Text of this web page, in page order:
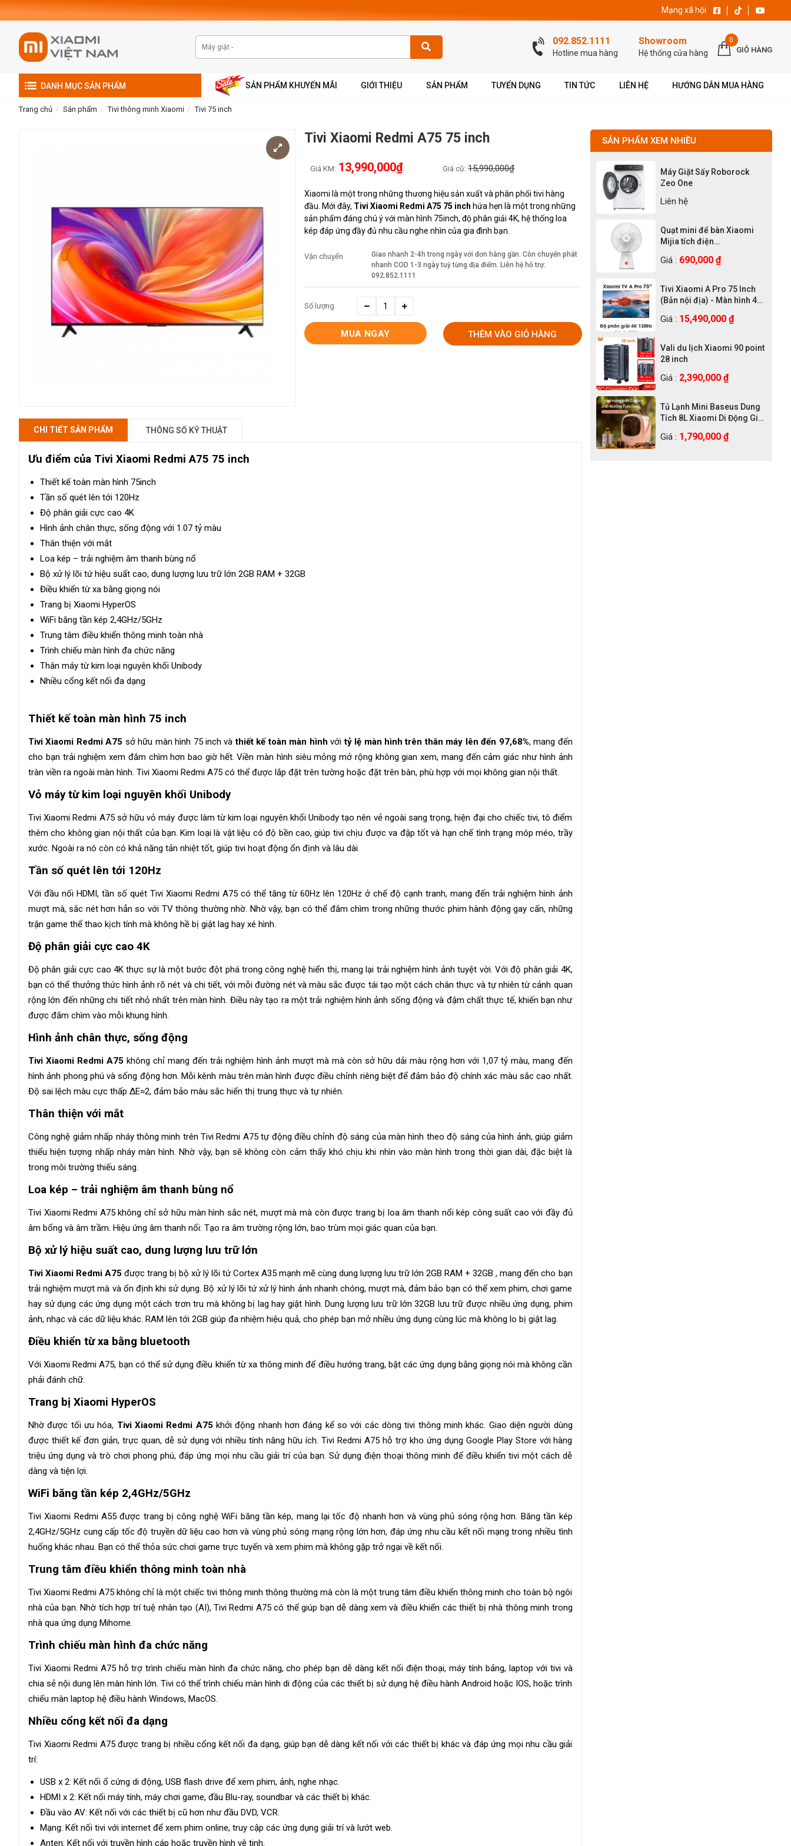
Mạng xã hội
092.852.1111
Hotline mua hàng
Showroom
Hệ thống cửa hàng
0
GIỎ HÀNG
DANH MỤC SẢN PHẨM SẢN PHẨM KHUYẾN MÃI GIỚI THIỆU SẢN PHẨM TUYỂN DỤNG TIN TỨC LIÊN HỆ HƯỚNG DẪN MUA HÀNG
Trang chủ Sản phẩm Tivi thông minh Xiaomi Tivi 75 inch
Tivi Xiaomi Redmi A75 75 inch
Giá KM: 13,990,000₫ Giá cũ: 15,990,000₫
Xiaomi là một trong những thương hiệu sản xuất và phân phối tivi hàng
đầu. Mới đây, Tivi Xiaomi Redmi A75 75 inch hứa hẹn là một trong những
sản phẩm đáng chú ý với màn hình 75inch, độ phân giải 4K, hệ thống loa
kép đáp ứng đầy đủ nhu cầu nghe nhìn của gia đình bạn.
Vận chuyển
Giao nhanh 2-4h trong ngày với đơn hàng gần. Còn chuyển phát
nhanh COD 1-3 ngày tuỳ từng địa điểm. Liên hệ hỗ trợ:
092.852.1111
Số lượng
THÊM VÀO GIỎ HÀNG
MUA NGAY
CHI TIẾT SẢN PHẨM THÔNG SỐ KỸ THUẬT
Ưu điểm của Tivi Xiaomi Redmi A75 75 inch
Thiết kế toàn màn hình 75inch
Tần số quét lên tới 120Hz
Độ phân giải cực cao 4K
Hình ảnh chân thực, sống động với 1.07 tỷ màu
Thân thiện với mắt
Loa kép – trải nghiệm âm thanh bùng nổ
Bộ xử lý lõi tứ hiệu suất cao, dung lượng lưu trữ lớn 2GB RAM + 32GB
Điều khiển từ xa bằng giọng nói
Trang bị Xiaomi HyperOS
WiFi băng tần kép 2,4GHz/5GHz
Trung tâm điều khiển thông minh toàn nhà
Trình chiếu màn hình đa chức năng
Thân máy từ kim loại nguyên khối Unibody
Nhiều cổng kết nối đa dạng
Thiết kế toàn màn hình 75 inch
Tivi Xiaomi Redmi A75 sở hữu màn hình 75 inch và thiết kế toàn màn hìnhvớitỷ lệ màn hình trên thân máy lên đến 97,68%, mang đến
cho bạn trải nghiệm xem đắm chìm hơn bao giờ hết. Viền màn hình siêu mỏng mở rộng không gian xem, mang đến cảm giác như hình ảnh
tràn viền ra ngoài màn hình. Tivi Xiaomi Redmi A75 có thể được lắp đặt trên tường hoặc đặt trên bàn, phù hợp với mọi không gian nội thất.
Vỏ máy từ kim loại nguyên khối Unibody
Tivi Xiaomi Redmi A75 sở hữu vỏ máy được làm từ kim loại nguyên khối Unibody tạo nên vẻ ngoài sang trọng, hiện đại cho chiếc tivi, tô điểm
thêm cho không gian nội thất của bạn. Kim loại là vật liệu có độ bền cao, giúp tivi chịu được va đập tốt và hạn chế tình trạng móp méo, trầy
xước. Ngoài ra nó còn có khả năng tản nhiệt tốt, giúp tivi hoạt động ổn định và lâu dài.
Tần số quét lên tới 120Hz
Với đầu nối HDMI, tần số quét Tivi Xiaomi Redmi A75 có thể tăng từ 60Hz lên 120Hz ở chế độ cạnh tranh, mang đến trải nghiệm hình ảnh
mượt mà, sắc nét hơn hẳn so với TV thông thường nhờ. Nhờ vậy, bạn có thể đắm chìm trong những thước phim hành động gay cấn, những
trận game thể thao kịch tính mà không hề bị giật lag hay xé hình.
Độ phân giải cực cao 4K
Độ phân giải cực cao 4K thực sự là một bước đột phá trong công nghệ hiển thị, mang lại trải nghiệm hình ảnh tuyệt vời. Với độ phân giải 4K,
bạn có thể thưởng thức hình ảnh rõ nét và chi tiết, với mỗi đường nét và màu sắc được tái tạo một cách chân thực và tự nhiên từ cảnh quan
rộng lớn đến những chi tiết nhỏ nhất trên màn hình. Điều này tạo ra một trải nghiệm hình ảnh sống động và đậm chất thực tế, khiến bạn như
được đắm chìm vào mỗi khung hình.
Hình ảnh chân thực, sống động
Tivi Xiaomi Redmi A75 không chỉ mang đến trải nghiệm hình ảnh mượt mà mà còn sở hữu dải màu rộng hơn với 1,07 tỷ màu, mang đến
hình ảnh phong phú và sống động hơn. Mỗi kênh màu trên màn hình được điều chỉnh riêng biệt để đảm bảo độ chính xác màu sắc cao nhất.
Độ sai lệch màu cực thấp ΔΕ≈2, đảm bảo màu sắc hiển thị trung thực và tự nhiên.
Thân thiện với mắt
Công nghệ giảm nhấp nháy thông minh trên Tivi Redmi A75 tự động điều chỉnh độ sáng của màn hình theo độ sáng của hình ảnh, giúp giảm
thiểu hiện tượng nhấp nháy màn hình. Nhờ vậy, bạn sẽ không còn cảm thấy khó chịu khi nhìn vào màn hình trong thời gian dài, đặc biệt là
trong môi trường thiếu sáng.
Loa kép – trải nghiệm âm thanh bùng nổ
Tivi Xiaomi Redmi A75 không chỉ sở hữu màn hình sắc nét, mượt mà mà còn được trang bị loa âm thanh nổi kép công suất cao với đầy đủ
âm bổng và âm trầm. Hiệu ứng âm thanh nổi: Tạo ra âm trường rộng lớn, bao trùm mọi giác quan của bạn.
Bộ xử lý hiệu suất cao, dung lượng lưu trữ lớn
Tivi Xiaomi Redmi A75 được trang bị bộ xử lý lõi tứ Cortex A35 mạnh mẽ cùng dung lượng lưu trữ lớn 2GB RAM + 32GB , mang đến cho bạn
trải nghiệm mượt mà và ổn định khi sử dụng. Bộ xử lý lõi tứ xử lý hình ảnh nhanh chóng, mượt mà, đảm bảo bạn có thể xem phim, chơi game
hay sử dụng các ứng dụng một cách trơn tru mà không bị lag hay giật hình. Dung lượng lưu trữ lớn 32GB lưu trữ được nhiều ứng dụng, phim
ảnh, nhạc và các dữ liệu khác. RAM lên tới 2GB giúp đa nhiệm hiệu quả, cho phép bạn mở nhiều ứng dụng cùng lúc mà không lo bị giật lag.
Điều khiển từ xa bằng bluetooth
Với Xiaomi Redmi A75, bạn có thể sử dụng điều khiển từ xa thông minh để điều hướng trang, bật các ứng dụng bằng giọng nói mà không cần
phải đánh chữ.
Trang bị Xiaomi HyperOS
Nhờ được tối ưu hóa, Tivi Xiaomi Redmi A75 khởi động nhanh hơn đáng kể so với các dòng tivi thông minh khác. Giao diện người dùng
được thiết kế đơn giản, trực quan, dễ sử dụng với nhiều tính năng hữu ích. Tivi Redmi A75 hỗ trợ kho ứng dụng Google Play Store với hàng
triệu ứng dụng và trò chơi phong phú, đáp ứng mọi nhu cầu giải trí của bạn. Sử dụng điện thoại thông minh để điều khiển tivi một cách dễ
dàng và tiện lợi.
WiFi băng tần kép 2,4GHz/5GHz
Tivi Xiaomi Redmi A55 được trang bị công nghệ WiFi băng tần kép, mang lại tốc độ nhanh hơn và vùng phủ sóng rộng hơn. Băng tần kép
2,4GHz/5GHz cung cấp tốc độ truyền dữ liệu cao hơn và vùng phủ sóng mạng rộng lớn hơn, đáp ứng nhu cầu kết nối mạng trong nhiều tình
huống khác nhau. Bạn có thể thỏa sức chơi game trực tuyến và xem phim mà không gặp trở ngại về kết nối.
Trung tâm điều khiển thông minh toàn nhà
Tivi Xiaomi Redmi A75 không chỉ là một chiếc tivi thông minh thông thường mà còn là một trung tâm điều khiển thông minh cho toàn bộ ngôi
nhà của bạn. Nhờ tích hợp trí tuệ nhân tạo (AI), Tivi Redmi A75 có thể giúp bạn dễ dàng xem và điều khiển các thiết bị nhà thông minh trong
nhà qua ứng dụng Mihome.
Trình chiếu màn hình đa chức năng
Tivi Xiaomi Redmi A75 hỗ trợ trình chiếu màn hình đa chức năng, cho phép bạn dễ dàng kết nối điện thoại, máy tính bảng, laptop với tivi và
chia sẻ nội dung lên màn hình lớn. Tivi có thể trình chiếu màn hình di động của các thiết bị sử dụng hệ điều hành Android hoặc IOS, hoặc trình
chiếu màn laptop hệ điều hành Windows, MacOS.
Nhiều cổng kết nối đa dạng
Tivi Xiaomi Redmi A75 được trang bị nhiều cổng kết nối đa dạng, giúp bạn dễ dàng kết nối với các thiết bị khác và đáp ứng mọi nhu cầu giải
trí:
USB x 2: Kết nối ổ cứng di động, USB flash drive để xem phim, ảnh, nghe nhạc.
HDMI x 2: Kết nối máy tính, máy chơi game, đầu Blu-ray, soundbar và các thiết bị khác.
Đầu vào AV: Kết nối với các thiết bị cũ hơn như đầu DVD, VCR.
Mạng: Kết nối tivi với internet để xem phim online, truy cập các ứng dụng giải trí và lướt web.
Anten: Kết nối với truyền hình cáp hoặc truyền hình vệ tinh.
SẢN PHẨM XEM NHIỀU
Máy Giặt Sấy Roborock
Zeo One
Liên hệ
Quạt mini để bàn Xiaomi
Mijia tích điện
Giá : 690,000 ₫
Tivi Xiaomi A Pro 75 Inch
(Bản nội địa) - Màn hình 4K
Giá : 15,490,000 ₫
Vali du lịch Xiaomi 90 point
28 inch
Giá : 2,390,000 ₫
Tủ Lạnh Mini Baseus Dung
Tích 8L Xiaomi Di Động Giá
Giá : 1,790,000 ₫